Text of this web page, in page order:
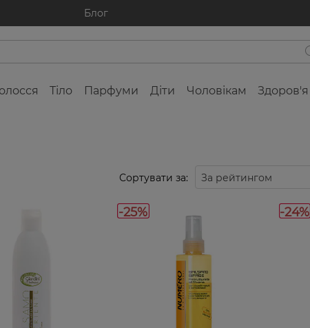
Блог
Тіло Парфуми Діти Чоловікам Здоров'я
Сортувати за: За рейтингом
-25% -24%